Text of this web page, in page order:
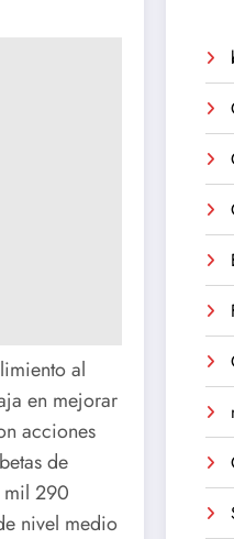
al
en mejorar
acciones
de
mil 290
nivel medio